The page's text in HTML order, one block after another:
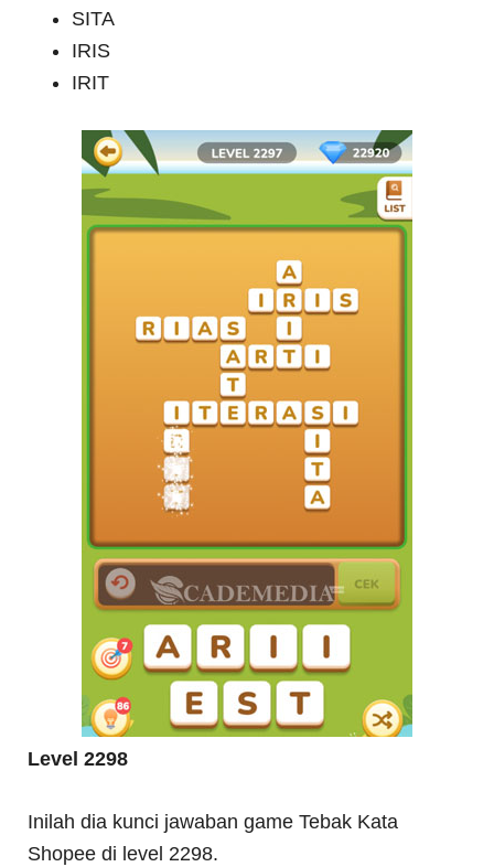
SITA
IRIS
IRIT
Level 2298
Inilah dia kunci jawaban game Tebak Kata
Shopee di level 2298.